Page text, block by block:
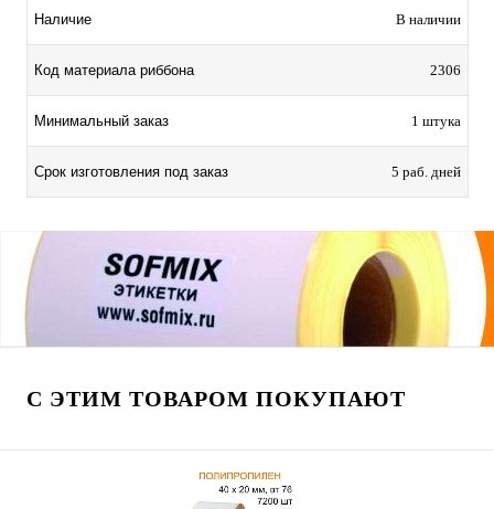
Наличие В наличии
Код материала риббона 2306
Минимальный заказ 1 штука
Срок изготовления под заказ 5 раб. дней
С ЭТИМ ТОВАРОМ ПОКУПАЮТ